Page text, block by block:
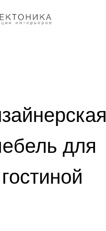
для
гостиной